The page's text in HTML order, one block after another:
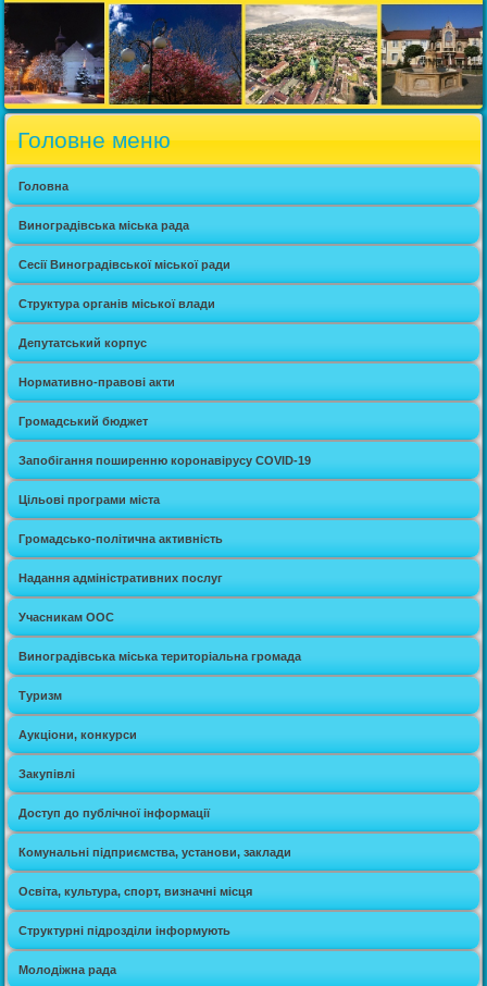
Головне меню
Головна
Виноградівська міська рада
Сесії Виноградівської міської ради
Структура органів міської влади
Депутатський корпус
Нормативно-правові акти
Громадський бюджет
Запобігання поширенню коронавірусу COVID-19
Цільові програми міста
Громадсько-політична активність
Надання адміністративних послуг
Учасникам ООС
Виноградівська міська територіальна громада
Туризм
Аукціони, конкурси
Закупівлі
Доступ до публічної інформації
Комунальні підприємства, установи, заклади
Освіта, культура, спорт, визначні місця
Структурні підрозділи інформують
Молодіжна рада